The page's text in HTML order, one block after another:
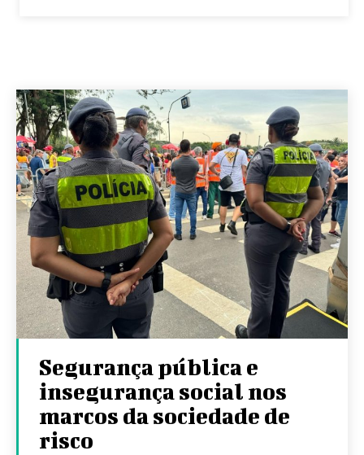
Segurança pública e
insegurança social nos
marcos da sociedade de
risco